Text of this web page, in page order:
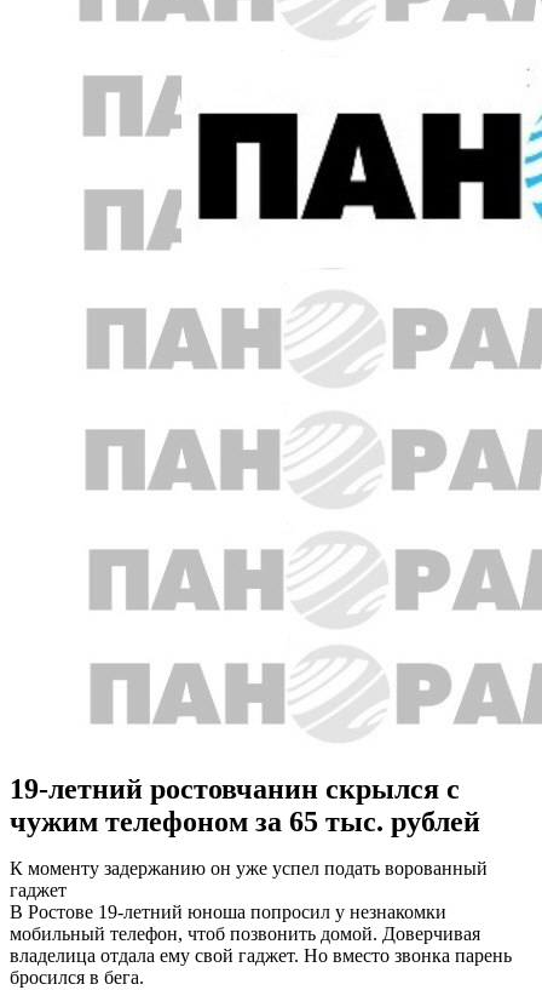
19-летний ростовчанин скрылся с
чужим телефоном за 65 тыс. рублей
К моменту задержанию он уже успел подать ворованный
гаджет
В Ростове 19-летний юноша попросил у незнакомки
мобильный телефон, чтоб позвонить домой. Доверчивая
владелица отдала ему свой гаджет. Но вместо звонка парень
бросился в бега.